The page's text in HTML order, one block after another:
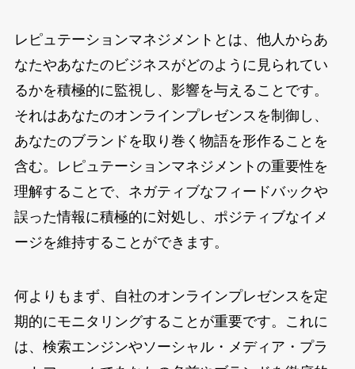
レピュテーションマネジメントとは、他人からあ
なたやあなたのビジネスがどのように見られてい
るかを積極的に監視し、影響を与えることです。
それはあなたのオンラインプレゼンスを制御し、
あなたのブランドを取り巻く物語を形作ることを
含む。レピュテーションマネジメントの重要性を
理解することで、ネガティブなフィードバックや
誤った情報に積極的に対処し、ポジティブなイメ
ージを維持することができます。
何よりもまず、自社のオンラインプレゼンスを定
期的にモニタリングすることが重要です。これに
は、検索エンジンやソーシャル・メディア・プラ